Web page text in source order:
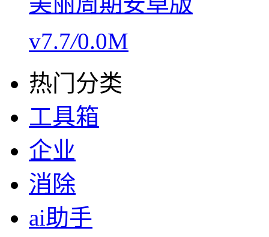
v7.7/0.0M
热门分类
工具箱
企业
消除
ai助手